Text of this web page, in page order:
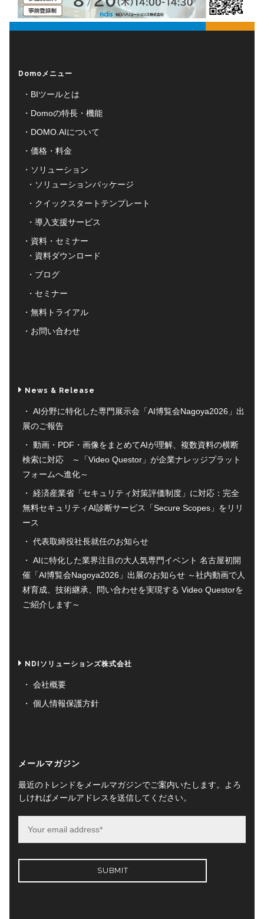
Domoメニュー
BIツールとは
Domoの特長・機能
DOMO.AIについて
価格・料金
ソリューション
ソリューションパッケージ
クイックスタートテンプレート
導入支援サービス
資料・セミナー
資料ダウンロード
ブログ
セミナー
無料トライアル
お問い合わせ
News & Release
AI分野に特化した専門展示会「AI博覧会Nagoya2026」出
展のご報告
動画・PDF・画像をまとめてAIが理解、複数資料の横断
検索に対応 ～「Video Questor」が企業ナレッジプラット
フォームへ進化～
経済産業省「セキュリティ対策評価制度」に対応：完全
無料セキュリティAI診断サービス「Secure Scopes」をリリ
ース
代表取締役社長就任のお知らせ
AIに特化した業界注目の大人気専門イベント 名古屋初開
催「AI博覧会Nagoya2026」出展のお知らせ ～社内動画で人
材育成、技術継承、問い合わせを実現する Video Questorを
ご紹介します～
NDIソリューションズ株式会社
会社概要
個人情報保護方針
メールマガジン
最近のトレンドをメールマガジンでご案内いたします。よろ
しければメールアドレスを送信してください。